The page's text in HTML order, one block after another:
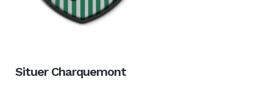
Situer Charquemont